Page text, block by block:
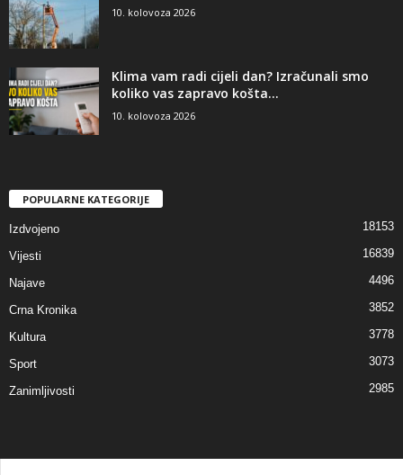
10. kolovoza 2026
Klima vam radi cijeli dan? Izračunali smo
koliko vas zapravo košta...
10. kolovoza 2026
POPULARNE KATEGORIJE
Izdvojeno 18153
Vijesti 16839
Najave 4496
Crna Kronika 3852
Kultura 3778
Sport 3073
Zanimljivosti 2985